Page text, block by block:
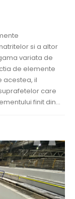
si a altor
variata de
de elemente
acestea, il
care
finit din...